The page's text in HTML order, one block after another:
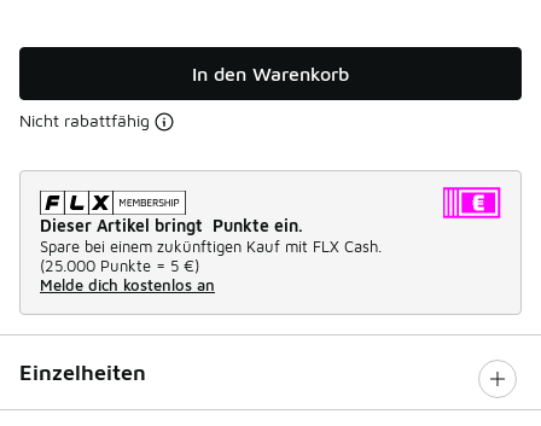
In den Warenkorb
Nicht rabattfähig
Dieser Artikel bringt Punkte ein.
Spare bei einem zukünftigen Kauf mit FLX Cash.
(25.000 Punkte = 5 €)
Melde dich kostenlos an
Einzelheiten